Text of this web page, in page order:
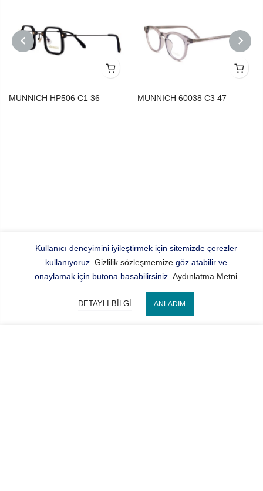
MUNNICH HP506 C1 36 MUNNICH 60038 C3 47
NEXT
Kullanıcı deneyimini iyileştirmek için sitemizde çerezler
kullanıyoruz. Gizlilik sözleşmemizegöz atabilir ve
onaylamak için butona basabilirsiniz. Aydınlatma Metni
DETAYLI BILGI ANLADIM